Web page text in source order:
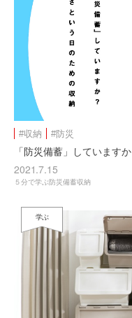
#収納 #防災
「防災備蓄」しています
2021.7.15
５分で学ぶ防災備蓄収納
学ぶ